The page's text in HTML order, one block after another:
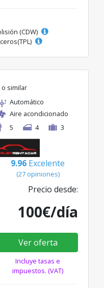
(CDW)
o similar
Automático
Aire acondicionado
5
4 3
9.96 Excelente
(27 opiniones)
Precio desde:
100€/día
Ver oferta
Incluye tasas e
impuestos. (VAT)